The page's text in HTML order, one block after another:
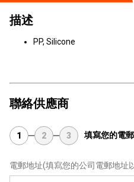
描述
PP, Silicone
聯絡供應商
1 2 3 填寫您的電
電郵地址(填寫您的公司電郵地址